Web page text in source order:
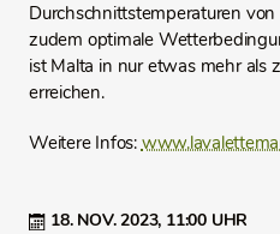
18. NOV. 2023, 11:00 UHR
Durchschnittstemperaturen
zudem optimale
ist Malta in nur etwas mehr als
erreichen.
Weitere Infos: